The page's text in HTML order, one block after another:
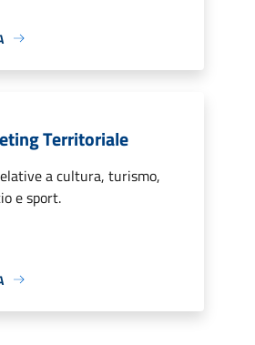
Territoriale
a cultura, turismo,
e sport.